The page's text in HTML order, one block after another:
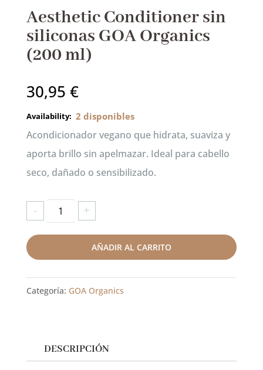
RESERVAR AHORA
Aesthetic Conditioner sin
siliconas GOA Organics
(200 ml)
30,95 €
2 disponibles
Acondicionador vegano que hidrata, suaviza y
aporta brillo sin apelmazar. Ideal para cabello
seco, dañado o sensibilizado.
-
Aesthetic
Conditioner
cantidad
+
AÑADIR AL CARRITO
Categoría: GOA Organics
DESCRIPCIÓN